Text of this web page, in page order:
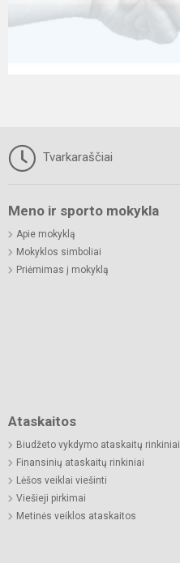
Tvarkaraščiai
Meno ir sporto mokykla
Apie mokyklą
Mokyklos simboliai
Priėmimas į mokyklą
Ataskaitos
Biudžeto vykdymo ataskaitų rinkiniai
Finansinių ataskaitų rinkiniai
Lėšos veiklai viešinti
Viešieji pirkimai
Metinės veiklos ataskaitos